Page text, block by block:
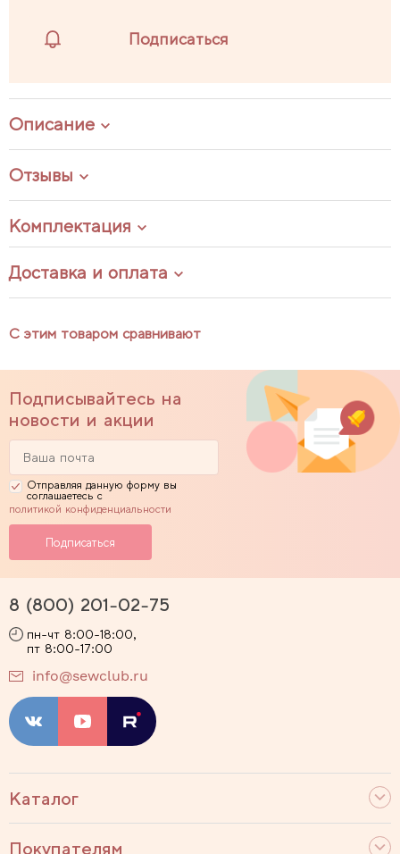
Подписаться
Описание
Отзывы
Комплектация
Доставка и оплата
С этим товаром сравнивают
Подписывайтесь на
новости и акции
Отправляя данную форму вы
соглашаетесь с
политикой конфиденциальности
Каталог
Покупателям
8 (800) 201-02-75
пн-чт 8:00-18:00,
пт 8:00-17:00
info@sewclub.ru